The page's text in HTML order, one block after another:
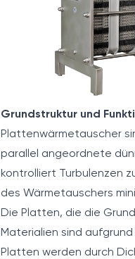
Grundstruktur und
Plattenwärmetauscher
parallel angeordnete
kontrolliert Turbulenzen
des Wärmetauschers
Die Platten, die die
Materialien sind
Platten werden durch